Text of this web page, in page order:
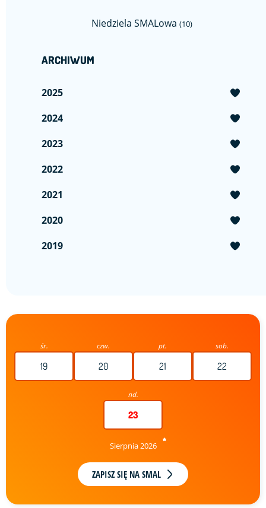
Niedziela SMALowa (10)
ARCHIWUM
2025
2024
2023
2022
2021
2020
2019
śr.
19
czw.
20
pt.
21
sob.
22
nd.
23
Sierpnia 2026
ZAPISZ SIĘ NA SMAL